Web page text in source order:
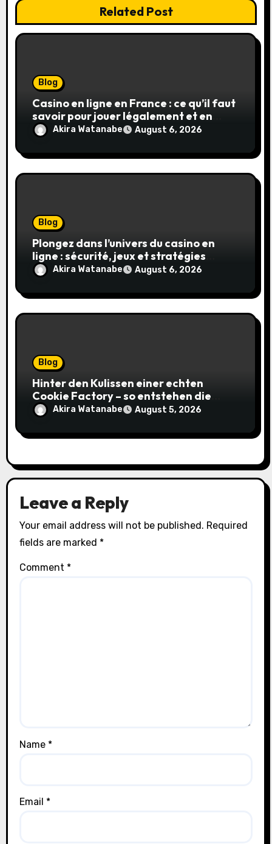
Related Post
Blog
Casino en ligne en France : ce qu’il faut
savoir pour jouer légalement et en
toute sécurité
Akira Watanabe August 6, 2026
Blog
Plongez dans l’univers du casino en
ligne : sécurité, jeux et stratégies
gagnantes
Akira Watanabe August 6, 2026
Blog
Hinter den Kulissen einer echten
Cookie Factory – so entstehen die
saftigsten Keks-Innovationen
Akira Watanabe August 5, 2026
Leave a Reply
Your email address will not be published. Required
fields are marked *
Comment *
Name *
Email *